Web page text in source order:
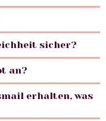
sicher?
an?
erhalten, was